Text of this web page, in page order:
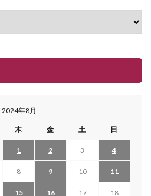
2024年8月
木 金 土 日
1 2 3 4
8 9 10 11
15 16 17 18